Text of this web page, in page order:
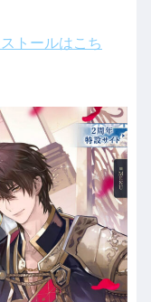
トールはこち